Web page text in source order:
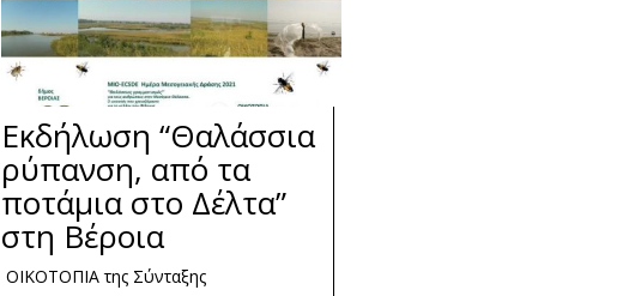
Εκδήλωση “Θαλάσσια
ρύπανση, από τα
ποτάμια στο Δέλτα”
στη Βέροια
ΟΙΚΟΤΟΠΙΑ της Σύνταξης